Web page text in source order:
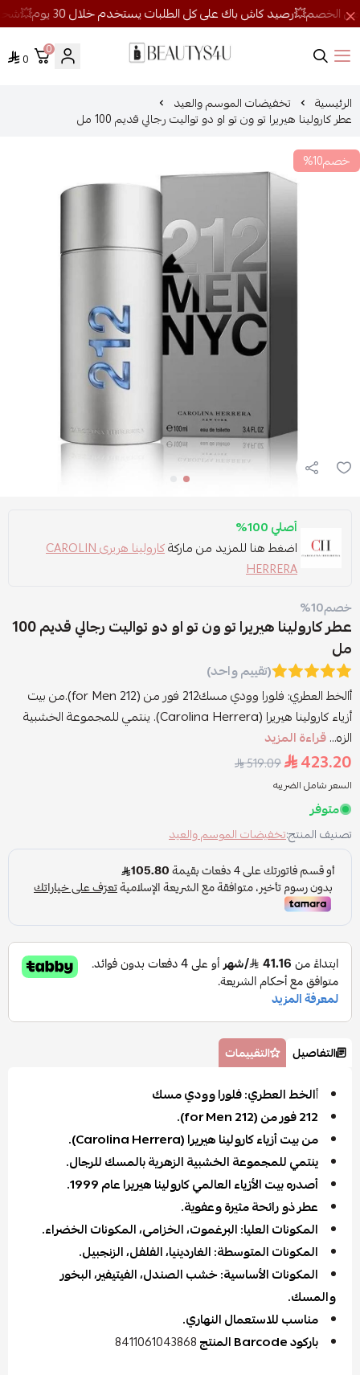
روائح الجمال
0
0
الرئيسية تخفيضات الموسم والعيد
عطر كارولينا هيريرا تو ون تو او دو تواليت رجالي قديم 100 مل
خصم10%
أصلي 100%
اضغط هنا للمزيد من ماركة
كارولينا هريرى CAROLIN
HERRERA
خصم10%
عطر كارولينا هيريرا تو ون تو او دو تواليت رجالي قديم 100
مل
(تقييم واحد)
أالخط العطري: فلورا وودي مسك212 فور من (212 for Men).من بيت
أزياء كارولينا هيريرا (Carolina Herrera). ينتمي للمجموعة الخشبية
الزه...قراءة المزيد
423.20
519.09
السعر شامل الضريبه
متوفر
تصنيف المنتج:تخفيضات الموسم والعيد
التفاصيل التقييمات
أالخط العطري: فلورا وودي مسك
212 فور من (212 for Men).
من بيت أزياء كارولينا هيريرا (Carolina Herrera).
ينتمي للمجموعة الخشبية الزهرية بالمسك للرجال.
أصدره بيت الأزياء العالمي كارولينا هيريرا عام 1999.
عطر ذو رائحة مثيرة وعفوية.
المكونات العليا: البرغموت، الخزامى، المكونات الخضراء.
المكونات المتوسطة: الغاردينيا، الفلفل، الزنجبيل.
المكونات الأساسية: خشب الصندل، الفيتيفير، البخور
والمسك.
مناسب للاستعمال النهاري.
باركود Barcode المنتج
8411061043868